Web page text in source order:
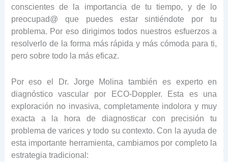
conscientes de la importancia de tu tiempo, y de lo
preocupad@ que puedes estar sintiéndote por tu
problema. Por eso dirigimos todos nuestros esfuerzos a
resolverlo de la forma más rápida y más cómoda para ti,
pero sobre todo la más eficaz.
Por eso el Dr. Jorge Molina también es experto en
diagnóstico vascular por ECO-Doppler. Esta es una
exploración no invasiva, completamente indolora y muy
exacta a la hora de diagnosticar con precisión tu
problema de varices y todo su contexto. Con la ayuda de
esta importante herramienta, cambiamos por completo la
estrategia tradicional: